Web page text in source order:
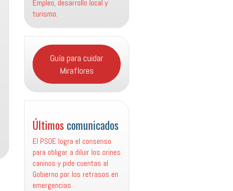
Empleo, desarrollo local y
turismo.
Guía para cuidar
Miraflores
Últimos comunicados
El PSOE logra el consenso
para obligar a diluir los orines
caninos y pide cuentas al
Gobierno por los retrasos en
emergencias